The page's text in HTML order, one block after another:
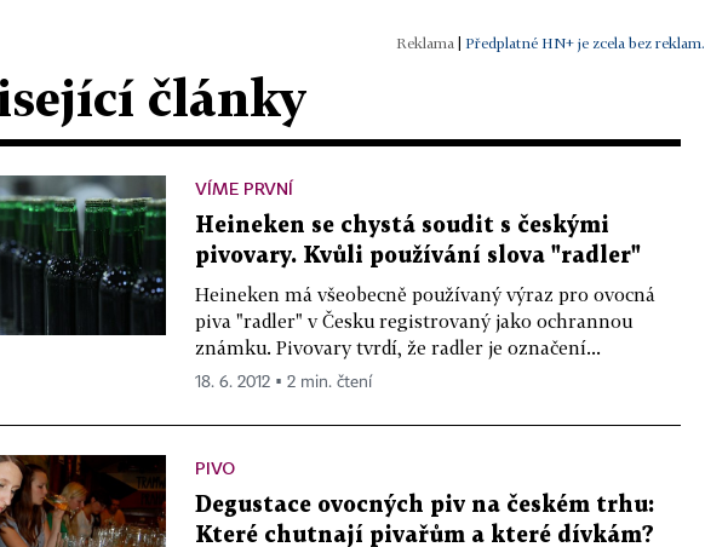
| Předplatné HN+ je zcela bez reklam.
články
VÍME PRVNÍ
Heineken se chystá soudit s českými
pivovary. Kvůli používání slova "radler"
Heineken má všeobecně používaný výraz pro ovocná
piva "radler" v Česku registrovaný jako ochrannou
známku. Pivovary tvrdí, že radler je označení...
18. 6. 2012 ▪ 2 min. čtení
PIVO
Degustace ovocných piv na českém trhu:
Které chutnají pivařům a které dívkám?